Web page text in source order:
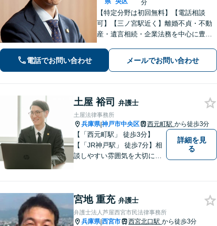
分
【特定分野は初回無料】【電話相談
可】【三ノ宮駅近く】離婚不貞・不動
産・遺言相続・企業法務を中心に豊富
ために」をモットーに、高い専門性を
もって最善の解決を実現します。お気
電話でお問い合わせ メールでお問い合わせ
土屋 裕司 弁護士
土屋法律事務所
兵庫県|神戸市中央区 西元町駅 から徒歩3分
【「西元町駅」 徒歩3分】
【「JR神戸駅」 徒歩7分】相
談しやすい雰囲気を大切に
丁寧にお聞きし、最適な解決
策を迅速に提供することをお
約束します。【法テラス利用
詳細を見
る
宮地 重充 弁護士
弁護士法人芦屋西宮市民法律事務所
兵庫県|西宮市 西宮北口駅 から徒歩3分